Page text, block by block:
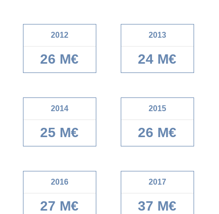
2012
26 M€
2013
24 M€
2014
25 M€
2015
26 M€
2016
27 M€
2017
37 M€